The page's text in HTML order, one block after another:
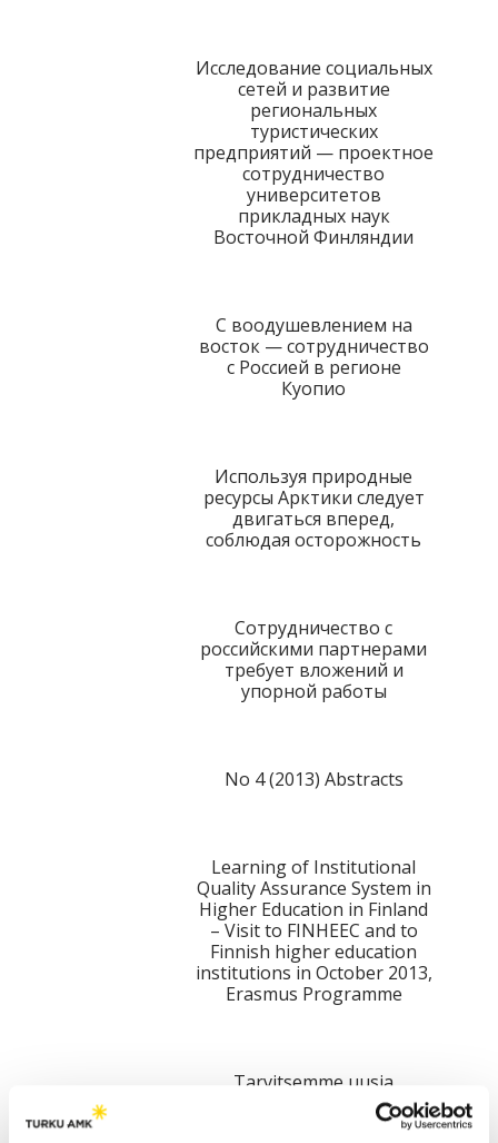
Исследование социальных
сетей и развитие
региональных
туристических
предприятий — проектное
сотрудничество
университетов
прикладных наук
Восточной Финляндии
С воодушевлением на
восток — сотрудничество
с Россией в регионе
Куопио
Используя природные
ресурсы Арктики следует
двигаться вперед,
соблюдая осторожность
Сотрудничество с
российскими партнерами
требует вложений и
упорной работы
No 4 (2013) Abstracts
Learning of Institutional
Quality Assurance System in
Higher Education in Finland
– Visit to FINHEEC and to
Finnish higher education
institutions in October 2013,
Erasmus Programme
Tarvitsemme uusia
näkökulmia koulutusviennin